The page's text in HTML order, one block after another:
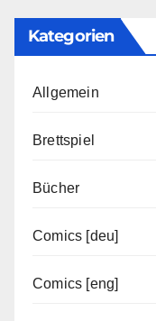
Kategorien
Allgemein
Brettspiel
Bücher
Comics [deu]
Comics [eng]